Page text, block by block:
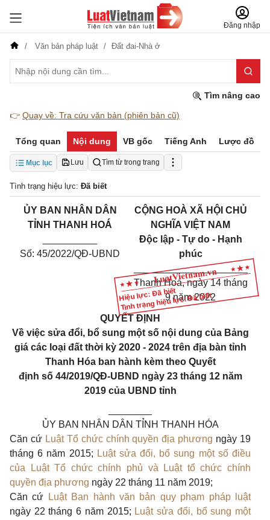
Đăng nhập
Văn bản pháp luật Đất đai-Nhà ở
Tìm nâng cao
👉 Quay về: Tra cứu văn bản (phiên bản cũ)
Tổng quan Nội dung VB gốc Tiếng Anh Lược đồ
Mục lục Lưu Tìm từ trong trang
Tình trạng hiệu lực: Đã biết
Hiệu lực: Đã biết
Tình trạng hiệu lực: Đã biết
ỦY BAN NHÂN DÂN
TỈNH THANH HOÁ
Số: 45/2022/QĐ-UBND
CỘNG HOÀ XÃ HỘI CHỦ
NGHĨA VIỆT NAM
Độc lập - Tự do - Hạnh
phúc
_____________________
Thanh Hoá, ngày14 tháng
9năm 2022
QUYẾT ĐỊNH
Về việc sửa đổi, bổ sung một sốnội dung của Bảng
giá các loại đất thời kỳ 2020 - 2024 trên địa bàn tỉnh
Thanh Hóa ban hành kèm theo Quyết
định số44/2019/QĐ-UBND ngày 23 tháng 12 năm
2019 của UBND tỉnh
ỦY BAN NHÂN DÂN TỈNH THANH HÓA
Căn cứ Luật Tổ chức chính quyền địa phương ngày 19
tháng 6 năm 2015; Luật sửa đổi, bổ sung một số điều
của Luật Tổ chức chính phủ và Luật tổ chức chính
quyền địa phương ngày 22 tháng 11 năm 2019;
Căn cứ
Luật Ban hành văn bản quy phạm pháp luật
ngày 22 tháng 6 năm 2015; Luật sửa đổi, bổ sung một